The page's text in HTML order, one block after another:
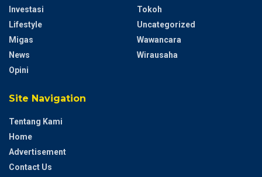
Investasi
Lifestyle
Migas
News
Opini
Tokoh
Uncategorized
Wawancara
Wirausaha
Site Navigation
Tentang Kami
Home
Advertisement
Contact Us